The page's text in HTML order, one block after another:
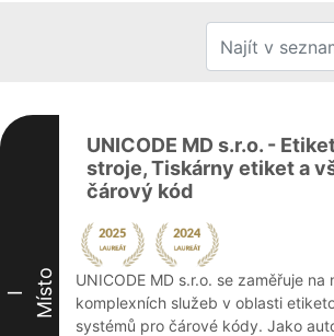
I Místo
UNICODE MD s.r.o. -
stroje, Tiskárny etiket a
čárový kód
UNICODE MD s.r.o. se zaměřuje na
komplexních služeb v oblasti
systémů pro čárové kódy. Jako